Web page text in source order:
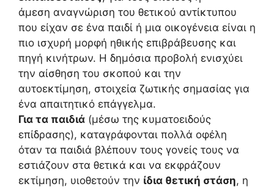
άμεση αναγνώριση του θετικού αντίκτυπου
που είχαν σε ένα παιδί ή μια οικογένεια είναι η
πιο ισχυρή μορφή ηθικής επιβράβευσης και
πηγή κινήτρων. Η δημόσια προβολή ενισχύει
την αίσθηση του σκοπού και την
αυτοεκτίμηση, στοιχεία ζωτικής σημασίας για
ένα απαιτητικό επάγγελμα.
Για τα παιδιά (μέσω της κυματοειδούς
επίδρασης), καταγράφονται πολλά οφέλη
όταν τα παιδιά βλέπουν τους γονείς τους να
εστιάζουν στα θετικά και να εκφράζουν
εκτίμηση, υιοθετούν την ίδια θετική στάση, η